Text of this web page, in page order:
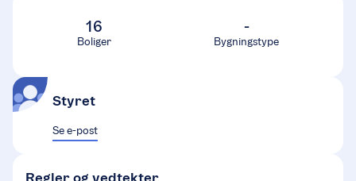
16
Boliger
-
Bygningstype
Styret
Se e-post